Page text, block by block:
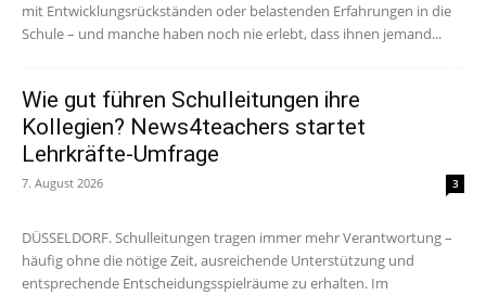
mit Entwicklungsrückständen oder belastenden Erfahrungen in die
Schule – und manche haben noch nie erlebt, dass ihnen jemand...
Wie gut führen Schulleitungen ihre
Kollegien? News4teachers startet
Lehrkräfte-Umfrage
7. August 2026 3
DÜSSELDORF. Schulleitungen tragen immer mehr Verantwortung –
häufig ohne die nötige Zeit, ausreichende Unterstützung und
entsprechende Entscheidungsspielräume zu erhalten. Im